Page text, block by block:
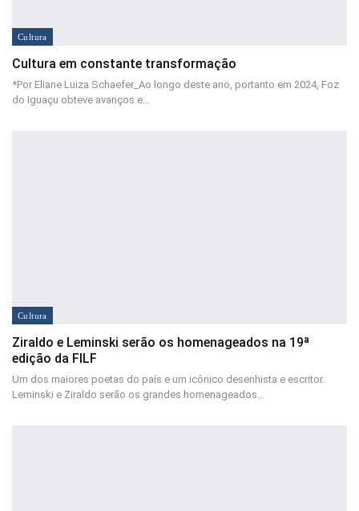
Cultura
Cultura em constante transformação
*Por Eliane Luiza Schaefer_Ao longo deste ano, portanto em 2024, Foz
do Iguaçu obteve avanços e…
Cultura
Ziraldo e Leminski serão os homenageados na 19ª
edição da FILF
Um dos maiores poetas do país e um icônico desenhista e escritor.
Leminski e Ziraldo serão os grandes homenageados…